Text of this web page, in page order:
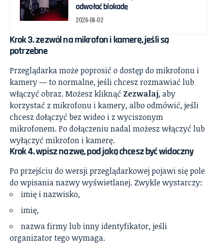
odwołać blokadę
2026-06-02
Krok 3. zezwól na mikrofon i kamerę, jeśli są
potrzebne
Przeglądarka może poprosić o dostęp do mikrofonu i
kamery — to normalne, jeśli chcesz rozmawiać lub
włączyć obraz. Możesz kliknąć Zezwalaj, aby
korzystać z mikrofonu i kamery, albo odmówić, jeśli
chcesz dołączyć bez wideo i z wyciszonym
mikrofonem. Po dołączeniu nadal możesz włączyć lub
wyłączyć mikrofon i kamerę.
Krok 4. wpisz nazwę, pod jaką chcesz być widoczny
Po przejściu do wersji przeglądarkowej pojawi się pole
do wpisania nazwy wyświetlanej. Zwykle wystarczy:
imię i nazwisko,
imię,
nazwa firmy lub inny identyfikator, jeśli
organizator tego wymaga.